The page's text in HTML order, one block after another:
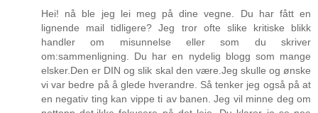
Hei! nå ble jeg lei meg på dine vegne. Du har fått en
lignende mail tidligere? Jeg tror ofte slike kritiske blikk
handler om misunnelse eller som du skriver
om:sammenligning. Du har en nydelig blogg som mange
elsker.Den er DIN og slik skal den være.Jeg skulle og ønske
vi var bedre på å glede hverandre. Så tenker jeg også på at
en negativ ting kan vippe ti av banen. Jeg vil minne deg om